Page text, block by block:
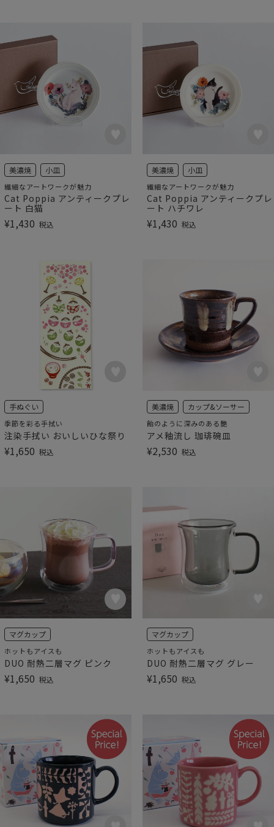
美濃焼 小皿
繊細なアートワークが魅力
Cat Poppia アンティークプレ
ート 白猫
¥1,430 税込
美濃焼 小皿
繊細なアートワークが魅力
Cat Poppia アンティークプレ
ート ハチワレ
¥1,430 税込
手ぬぐい
季節を彩る手拭い
注染手拭い おいしいひな祭り
¥1,650 税込
美濃焼 カップ&ソーサー
飴のように深みのある艶
アメ釉流し 珈琲碗皿
¥2,530 税込
マグカップ
ホットもアイスも
DUO 耐熱二層マグ ピンク
¥1,650 税込
マグカップ
ホットもアイスも
DUO 耐熱二層マグ グレー
¥1,650 税込